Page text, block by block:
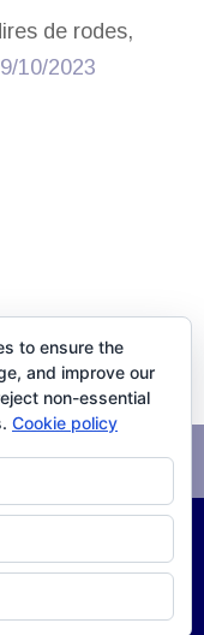
de rodes,
10/2023
XPG Servicios
to ensure the
and improve our
non-essential
Cookie policy